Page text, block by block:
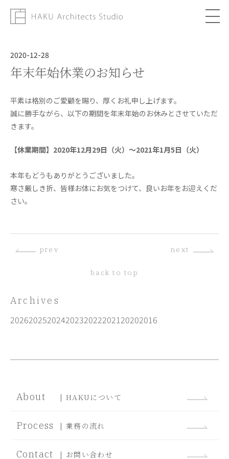
Works
Column
Topics
Contact
2020-12-28
年末年始休業のお知らせ
平素は格別のご愛顧を賜り、厚くお礼申し上げます。
誠に勝手ながら、以下の期間を年末年始のお休みとさせていただ
きます。
【休業期間】2020年12月29日（火）～2021年1月5日（火）
本年もどうもありがとうございました。
寒さ厳しき折、皆様お体にお気をつけて、良いお年をお迎えくだ
さい。
prev
back to top
next
Archives
20262025202420232022202120202016
About | HAKUについて
Process | 業務の流れ
Contact | お問い合わせ